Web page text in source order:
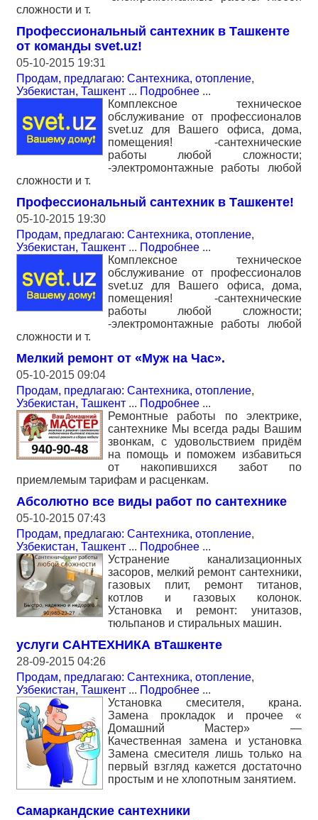
сложности и т.
Профессиональный сантехник в Ташкенте
от команды svet.uz!
05-10-2015 19:31
Продам, предлагаю: Сантехника, отопление,
Узбекистан, Ташкент ... Подробнее ...
Комплексное техническое
обслуживание от профессионалов
svet.uz для Вашего офиса, дома,
помещения! -сантехнические
работы любой сложности;
-электромонтажные работы любой
сложности и т.
Профессиональный сантехник в Ташкенте!
05-10-2015 19:30
Продам, предлагаю: Сантехника, отопление,
Узбекистан, Ташкент ... Подробнее ...
Комплексное техническое
обслуживание от профессионалов
svet.uz для Вашего офиса, дома,
помещения! -сантехнические
работы любой сложности;
-электромонтажные работы любой
сложности и т.
Мелкий ремонт от «Муж на Час».
05-10-2015 09:04
Продам, предлагаю: Сантехника, отопление,
Узбекистан, Ташкент ... Подробнее ...
Ремонтные работы по электрике,
сантехнике Мы всегда рады Вашим
звонкам, с удовольствием придём
на помощь и поможем избавиться
от накопившихся забот по
приемлемым тарифам и расценкам.
Абсолютно все виды работ по сантехнике
05-10-2015 07:43
Продам, предлагаю: Сантехника, отопление,
Узбекистан, Ташкент ... Подробнее ...
Устранение канализационных
засоров, мелкий ремонт сантехники,
газовых плит, ремонт титанов,
котлов и газовых колонок.
Установка и ремонт: унитазов,
тюльпанов и стиральных машин.
услуги САНТЕХНИКА вТашкенте
28-09-2015 04:26
Продам, предлагаю: Сантехника, отопление,
Узбекистан, Ташкент ... Подробнее ...
Установка смесителя, крана.
Замена прокладок и прочее «
Домашний Мастер» —
Качественная замена и установка
Замена смесителя лишь только на
первый взгляд кажется достаточно
простым и не хлопотным занятием.
Самаркандские сантехники